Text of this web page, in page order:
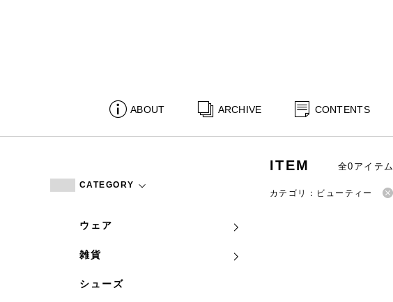
ABOUT ARCHIVE CONTENTS
CATEGORY
ウェア
雑貨
シューズ
ITEM 全0アイテム
カテゴリ：ビューティー